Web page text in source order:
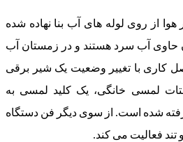
از روی لوله های آب بنا نهاده شده
حاوی آب سرد هستند و در زمستان آب
کاری با تغییر وضعیت یک شیر برقی
لمسی خانگی، یک کلید لمسی به
شده است. از سوی دیگر فن دستگاه
فعالیت می کند.